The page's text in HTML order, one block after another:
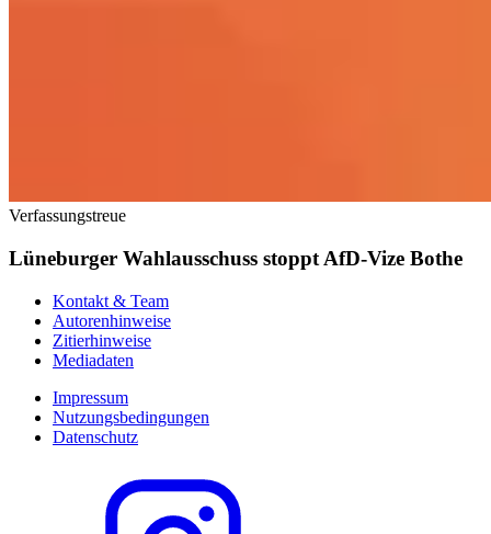
Verfassungstreue
Lüneburger Wahlausschuss stoppt AfD-Vize Bothe
Kontakt & Team
Autorenhinweise
Zitierhinweise
Mediadaten
Impressum
Nutzungsbedingungen
Datenschutz